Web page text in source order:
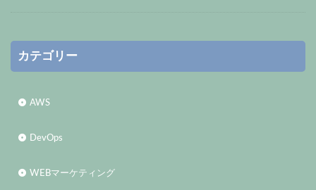
カテゴリー
AWS
DevOps
WEBマーケティング